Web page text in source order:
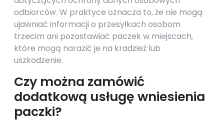
odbiorców. W praktyce oznacza to, że nie mogą
ujawniać informacji o przesyłkach osobom
trzecim ani pozostawiać paczek w miejscach,
które mogą narazić je na kradzież lub
uszkodzenie.
Czy można zamówić
dodatkową usługę wniesienia
paczki?